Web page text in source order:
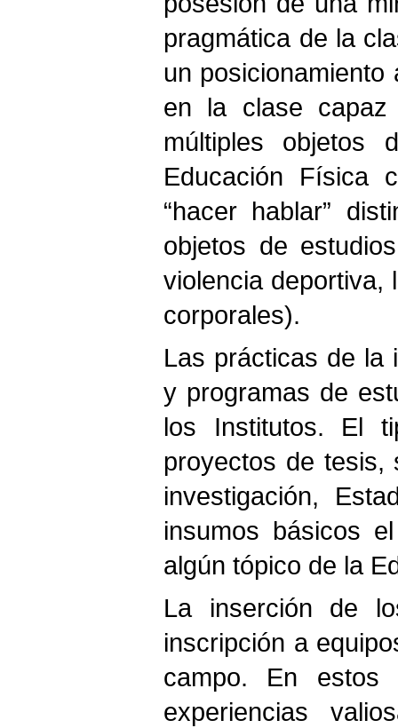
pragmática de la
un
en la clase
múltiples objetos
Educación Física
“hacer hablar”
objetos de
violencia deportiva,
corporales).
Las prácticas de la
y programas de
los Institutos. El
proyectos de tesis,
investigación,
insumos básicos
algún tópico de la
La inserción de
inscripción a
campo. En estos
experiencias